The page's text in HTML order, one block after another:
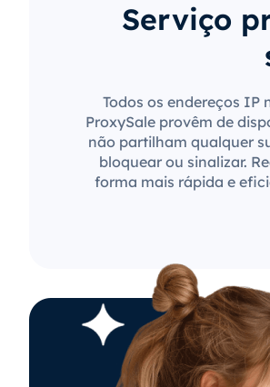
Serviço
Todos os endereços IP
ProxySale provêm de
não partilham qualquer
bloquear ou sinalizar.
forma mais rápida e